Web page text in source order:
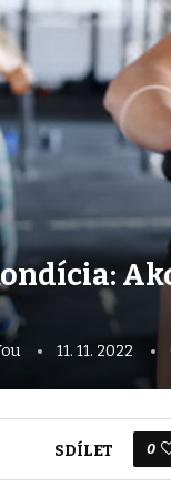
11. 11. 2022
SDÍLET 0